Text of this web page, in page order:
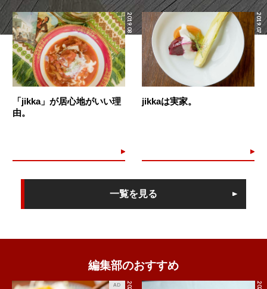
2019.08.03
「jikka」が居心地がいい理
由。
2019.07.26
jikkaは実家。
一覧を見る
編集部のおすすめ
AD